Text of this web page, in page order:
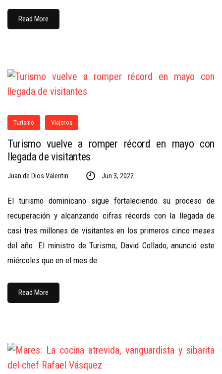
Read More
Turismo Viajeros
Turismo vuelve a romper récord en mayo con
llegada de visitantes
Juan de Dios Valentin Jun 3, 2022
El turismo dominicano sigue fortaleciendo su proceso de
recuperación y alcanzando cifras récords con la llegada de
casi tres millones de visitantes en los primeros cinco meses
del año. El ministro de Turismo, David Collado, anunció este
miércoles que en el mes de
Read More